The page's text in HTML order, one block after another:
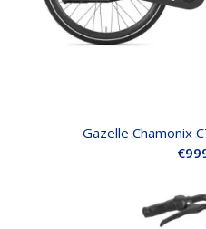
Gazelle Chamonix
€